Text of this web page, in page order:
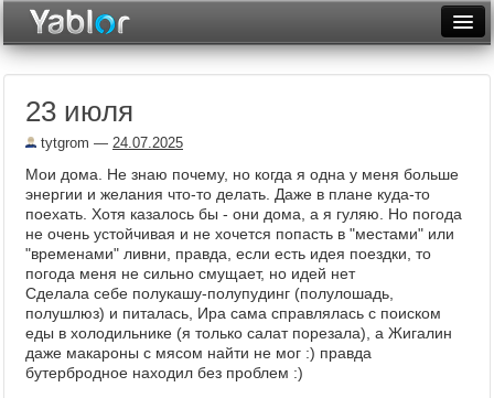
Рейтинги
Архив
Фототоп
Видеотоп
23 июля
tytgrom — 24.07.2025
Мои дома. Не знаю почему, но когда я одна у меня больше
энергии и желания что-то делать. Даже в плане куда-то
поехать. Хотя казалось бы - они дома, а я гуляю. Но погода
не очень устойчивая и не хочется попасть в "местами" или
"временами" ливни, правда, если есть идея поездки, то
погода меня не сильно смущает, но идей нет
Сделала себе полукашу-полупудинг (полулошадь,
полушлюз) и питалась, Ира сама справлялась с поиском
еды в холодильнике (я только салат порезала), а Жигалин
даже макароны с мясом найти не мог :) правда
бутербродное находил без проблем :)